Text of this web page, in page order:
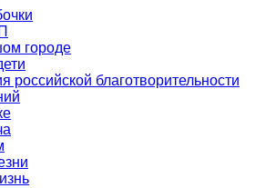
городе
российской благотворительности